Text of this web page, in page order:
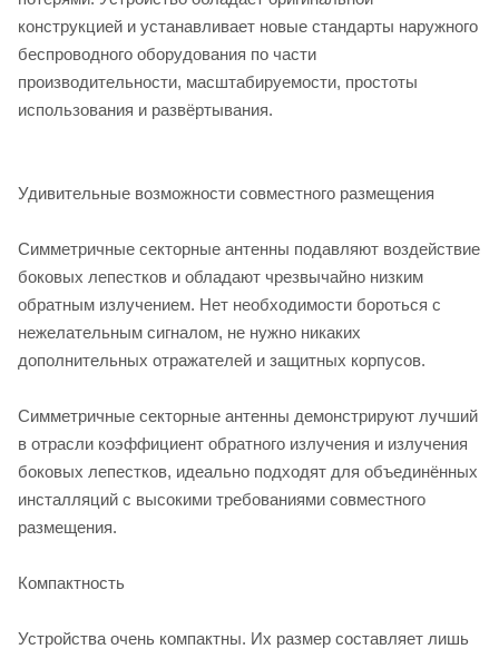
конструкцией и устанавливает новые стандарты наружного
беспроводного оборудования по части
производительности, масштабируемости, простоты
использования и развёртывания.
Удивительные возможности совместного размещения
Симметричные секторные антенны подавляют воздействие
боковых лепестков и обладают чрезвычайно низким
обратным излучением. Нет необходимости бороться с
нежелательным сигналом, не нужно никаких
дополнительных отражателей и защитных корпусов.
Симметричные секторные антенны демонстрируют лучший
в отрасли коэффициент обратного излучения и излучения
боковых лепестков, идеально подходят для объединённых
инсталляций с высокими требованиями совместного
размещения.
Компактность
Устройства очень компактны. Их размер составляет лишь